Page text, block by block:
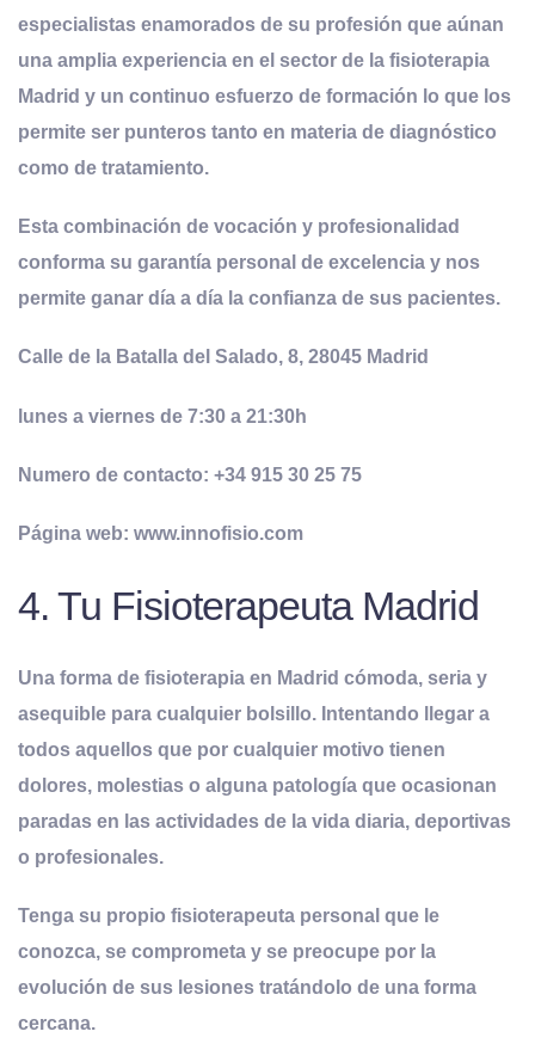
especialistas enamorados de su profesión que aúnan
una amplia experiencia en el sector de la fisioterapia
Madrid y un continuo esfuerzo de formación lo que los
permite ser punteros tanto en materia de diagnóstico
como de tratamiento.
Esta combinación de vocación y profesionalidad
conforma su garantía personal de excelencia y nos
permite ganar día a día la confianza de sus pacientes.
Calle de la Batalla del Salado, 8, 28045 Madrid
lunes a viernes de 7:30 a 21:30h
Numero de contacto: +34 915 30 25 75
Página web: www.innofisio.com
4. Tu Fisioterapeuta Madrid
Una forma de fisioterapia en Madrid cómoda, seria y
asequible para cualquier bolsillo. Intentando llegar a
todos aquellos que por cualquier motivo tienen
dolores, molestias o alguna patología que ocasionan
paradas en las actividades de la vida diaria, deportivas
o profesionales.
Tenga su propio fisioterapeuta personal que le
conozca, se comprometa y se preocupe por la
evolución de sus lesiones tratándolo de una forma
cercana.